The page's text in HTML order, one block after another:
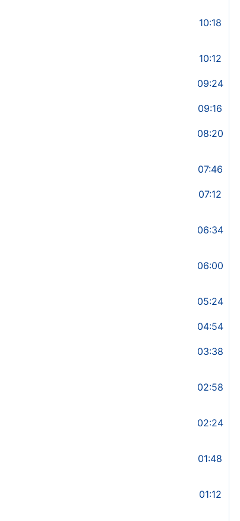
10:18
10:12
09:24
09:16
08:20
07:46
07:12
06:34
06:00
05:24
04:54
03:38
02:58
02:24
01:48
01:12